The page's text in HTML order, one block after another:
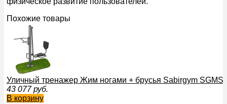
Похожие товары
Уличный тренажер Жим ногами + брусья Sabirgym
43 077 руб.
В корзину